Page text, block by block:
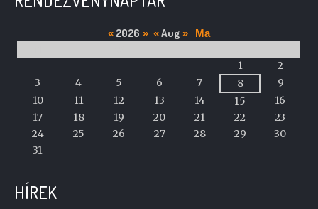
calendar
events
« 2026 » « Aug » Ma
1
2
3
4 5 6 7 8
9
10
11 12 13 14 15
16
17
18 19 20 21 22
23
24
25 26 27 28 29
30
31
HÍREK